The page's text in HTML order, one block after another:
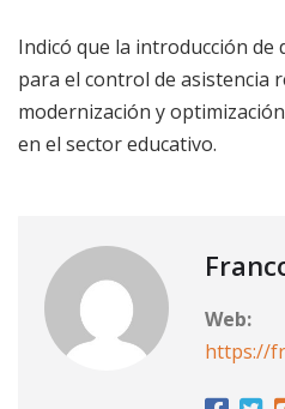
Indicó que la introducción
para el control de asistencia
modernización y
en el sector educativo.
Web:
https://